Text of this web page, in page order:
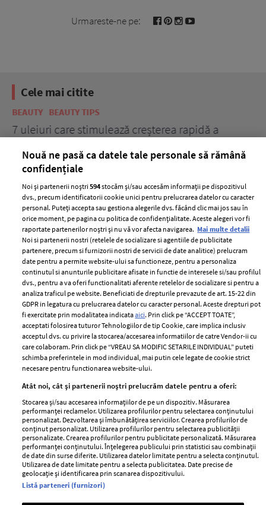
Urmareste-ne pe:
Cele mai citite
BEAUTY BEAUTY TIPS
7 uleiuri care stimulează creșterea rapidă a
ELLE Style Awards
2024
Despre ELLE
Romania
Contact
Abonamente
Termeni si conditii
Politica de
confidențialitate
Politica de cookies
Publicitate
GSP
Unica
Baby
Retete
femei
Viva
Avantaje
Retete practice
Pariază responsabil! Decizia ONJN nr. 821/25.09.2025.
Jocurile de noroc sunt interzise minorilor.
Nouă ne pasă ca datele tale personale să rămână
confidențiale
Noi și partenerii noștri594stocăm și/sau accesăm informații pe dispozitivul
dvs., precum identificatorii cookie unici pentru prelucrarea datelor cu caracter
personal. Puteți accepta sau gestiona alegerile dvs. făcând clic mai jos sau în
orice moment, pe pagina cu politica de confidențialitate. Aceste alegeri vor fi
raportate partenerilor noștri și nu vă vor afecta navigarea. Mai multe detalii
Noi si partenerii nostri (retelele de socializare si agentiile de publicitate
partenere, precum si furnizorii nostri de servicii de date analitice) prelucram
date pentru a permite website-ului sa functioneze, pentru a personaliza
continutul si anunturile publicitare afisate in functie de interesele si/sau profilul
dvs., pentru a va oferi functionalitati aferente retelelor de socializare si pentru a
analiza traficul pe website. Beneficiati de drepturile prevazute de art. 15-22 din
GDPR in legatura cu prelucrarea datelor cu caracter personal. Aceste drepturi pot
fi exercitate prin modalitatea indicataaici. Prin click pe “ACCEPT TOATE”,
acceptati folosirea tuturor Tehnologiilor de tip Cookie, care implica inclusiv
acceptul dvs. cu privire la stocarea/accesarea informatiilor de catre Vendor-ii cu
care colaboram. Prin click pe “VREAU SA MODIFIC SETARILE INDIVIDUAL” puteti
schimba preferintele in mod individual, mai putin cele legate de cookie strict
necesare pentru functionarea website-ului.
Atât noi, cât și partenerii noștri prelucrăm datele pentru a oferi:
Stocarea și/sau accesarea informațiilor de pe un dispozitiv. Măsurarea
performanței reclamelor. Utilizarea profilurilor pentru selectarea conținutului
personalizat. Dezvoltarea și îmbunătățirea serviciilor. Crearea profilurilor de
conținut personalizat. Utilizarea profilurilor pentru selectarea publicității
personalizate. Crearea profilurilor pentru publicitate personalizată. Măsurarea
performanței conținutului. Înțelegerea publicului prin statistici sau combinații
de date din surse diferite. Utilizarea datelor limitate pentru a selecta conținutul.
Utilizarea de date limitate pentru a selecta publicitatea. Date precise de
geolocație și identificarea prin scanarea dispozitivului.
Listă parteneri (furnizori)